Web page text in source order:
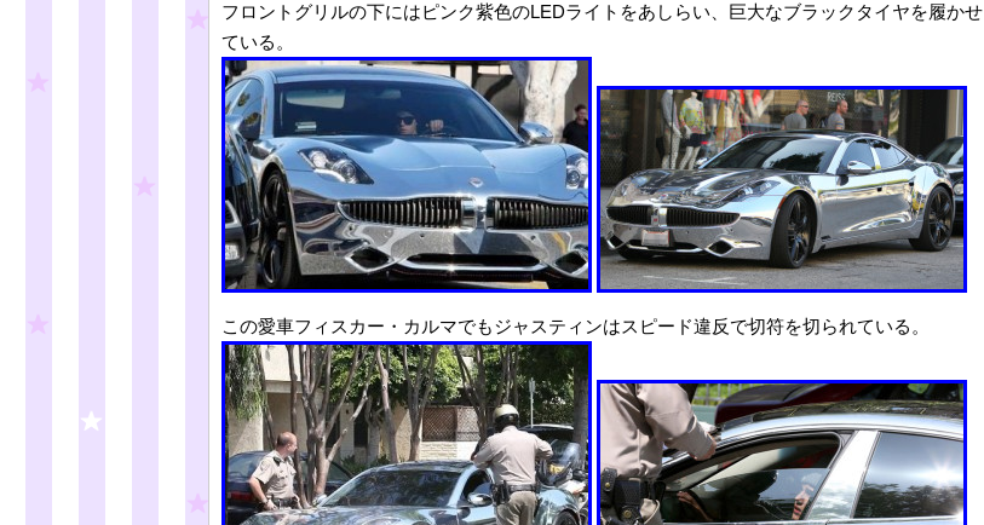
フロントグリルの下にはピンク紫色のLEDライトをあしらい、巨大なブラックタイヤを履かせ
ている。
この愛車フィスカー・カルマでもジャスティンはスピード違反で切符を切られている。